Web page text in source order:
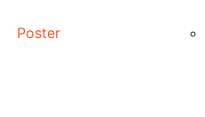
Poster